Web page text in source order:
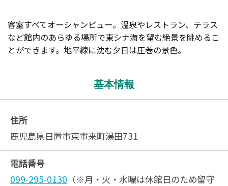
客室すべてオーシャンビュー。温泉やレストラン、テラス
など館内のあらゆる場所で東シナ海を望む絶景を眺めるこ
とができます。地平線に沈む夕日は圧巻の景色。
基本情報
住所
鹿児島県日置市東市来町湯田731
電話番号
099-295-0130 （※月・火・水曜は休館日のため留守